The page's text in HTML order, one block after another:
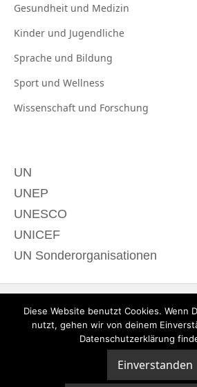
Gesundheit und Medizin
Kinder und Jugendliche
Sprache und Bildung
Sport und Wellness
Wissenschaft und Forschung
UN
UNEP
UNESCO
UNICEF
UN Sonderorganisationen
Diese Website benutzt Cookies. Wenn
nutzt, gehen wir von deinem
Datenschutzerklärung
Einverstanden